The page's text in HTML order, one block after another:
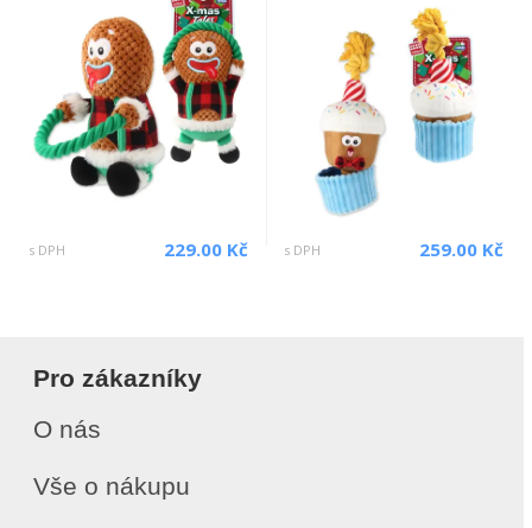
s DPH 229.00 Kč s DPH 259.00 Kč
Pro zákazníky
O nás
Vše o nákupu